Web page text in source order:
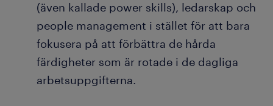
(även kallade power skills), ledarskap och
people management i stället för att bara
fokusera på att förbättra de hårda
färdigheter som är rotade i de dagliga
arbetsuppgifterna.